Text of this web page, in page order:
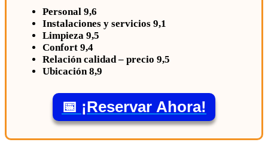
Personal 9,6
Instalaciones y servicios 9,1
Limpieza 9,5
Confort 9,4
Relación calidad – precio 9,5
Ubicación 8,9
📅 ¡Reservar Ahora!